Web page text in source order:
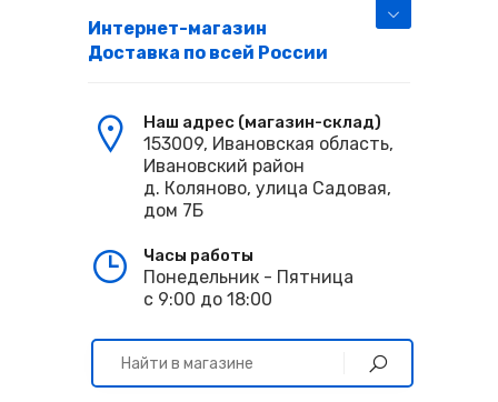
Интернет-магазин
Доставка по всей России
Наш адрес (магазин-склад)
153009, Ивановская область,
Ивановский район
д. Коляново, улица Садовая,
дом 7Б
Часы работы
Понедельник - Пятница
с 9:00 до 18:00